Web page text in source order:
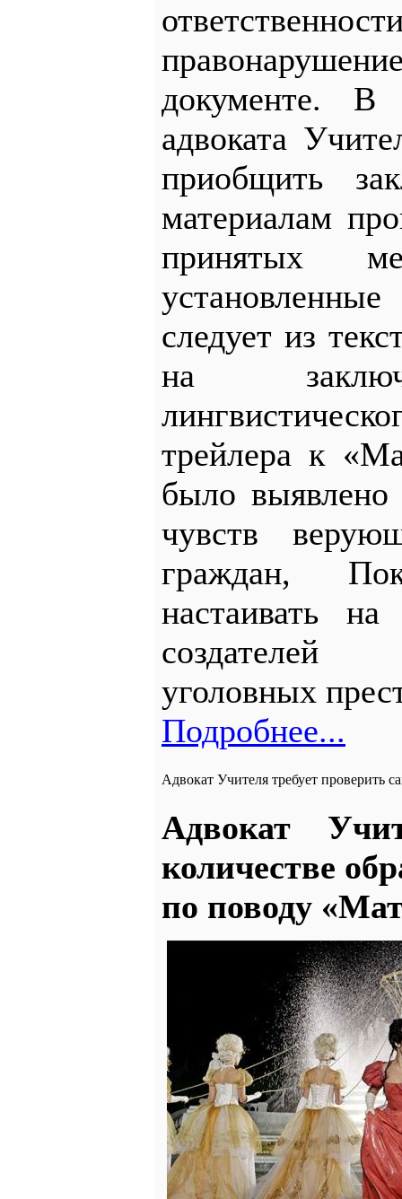
документе. В
адвоката
приобщить
материалам
принятых
следует из
на
трейлера к
было выявлено
чувств
граждан,
настаивать
создателей
уголовных
Подробнее...
Адвокат Учителя требует проверить
Адвокат
количестве
по поводу